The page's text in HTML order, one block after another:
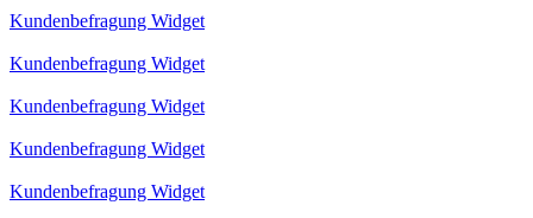
Kundenbefragung Widget
Kundenbefragung Widget
Kundenbefragung Widget
Kundenbefragung Widget
Kundenbefragung Widget